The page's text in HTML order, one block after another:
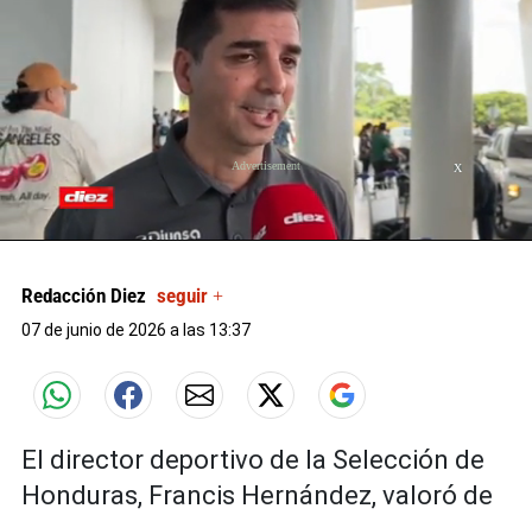
minutes,
seconds
X
Redacción Diez seguir +
07 de junio de 2026 a las 13:37
El director deportivo de la Selección de
Honduras, Francis Hernández, valoró de